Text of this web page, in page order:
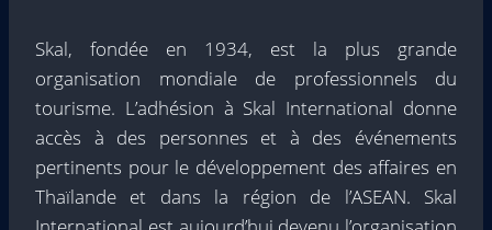
Skal, fondée en 1934, est la plus grande
organisation mondiale de professionnels du
tourisme. L’adhésion à Skal International donne
accès à des personnes et à des événements
pertinents pour le développement des affaires en
Thaïlande et dans la région de l’ASEAN. Skal